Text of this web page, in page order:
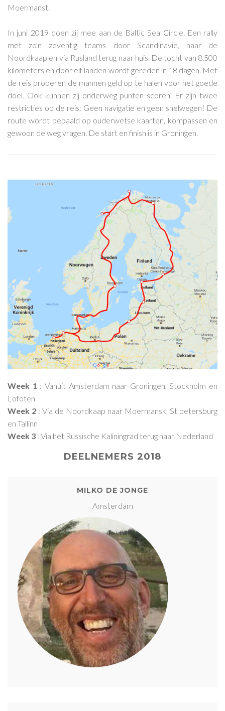
Moermanst.
In juni 2019 doen zij mee aan de Baltic Sea Circle. Een rally
met zo'n zeventig teams door Scandinavië, naar de
Noordkaap en via Rusland terug naar huis. De tocht van 8.500
kilometers en door elf landen wordt gereden in 18 dagen. Met
de reis proberen de mannen geld op te halen voor het goede
doel. Ook kunnen zij onderweg punten scoren. Er zijn twee
restricties op de reis: Geen navigatie en geen snelwegen! De
route wordt bepaald op ouderwetse kaarten, kompassen en
gewoon de weg vragen. De start en finish is in Groningen.
Week 1 : Vanuit Amsterdam naar Groningen, Stockholm en
Lofoten
Week 2 : Via de Noordkaap naar Moermansk, St petersburg
en Tallinn
Week 3 : Via het Russische Kaliningrad terug naar Nederland
DEELNEMERS 2018
MILKO DE JONGE
Amsterdam